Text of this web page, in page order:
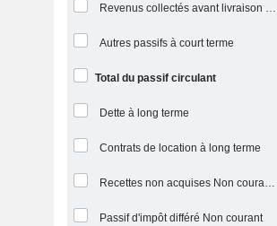
Revenus collectés avant livraison du produit/service
Autres passifs à court terme
Total du passif circulant
Dette à long terme
Contrats de location à long terme
Recettes non acquises Non courantes
Passif d'impôt différé Non courant